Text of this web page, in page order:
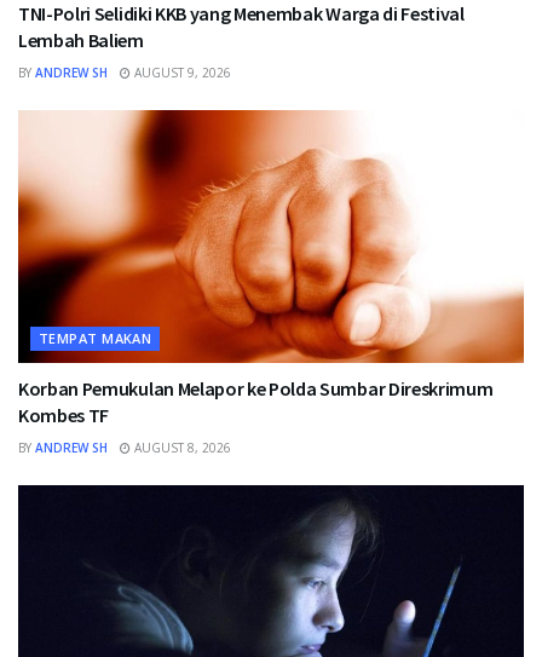
TNI-Polri Selidiki KKB yang Menembak Warga di Festival
Lembah Baliem
BY ANDREW SH AUGUST 9, 2026
TEMPAT MAKAN
Korban Pemukulan Melapor ke Polda Sumbar Direskrimum
Kombes TF
BY ANDREW SH AUGUST 8, 2026